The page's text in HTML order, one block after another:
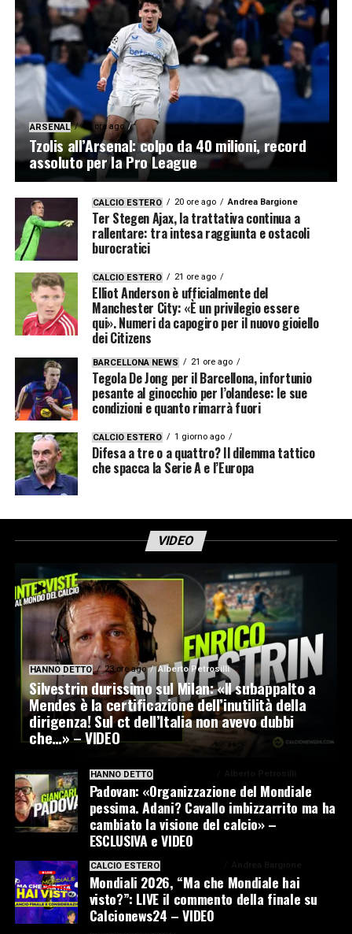
ARSENAL 18 ore ago
Tzolis all’Arsenal: colpo da 40 milioni, record
assoluto per la Pro League
CALCIO ESTERO 20 ore ago Andrea Bargione
Ter Stegen Ajax, la trattativa continua a
rallentare: tra intesa raggiunta e ostacoli
burocratici
CALCIO ESTERO 21 ore ago
Elliot Anderson è ufficialmente del
Manchester City: «È un privilegio essere
qui». Numeri da capogiro per il nuovo gioiello
dei Citizens
BARCELLONA NEWS 21 ore ago
Tegola De Jong per il Barcellona, infortunio
pesante al ginocchio per l’olandese: le sue
condizioni e quanto rimarrà fuori
CALCIO ESTERO 1 giorno ago
Difesa a tre o a quattro? Il dilemma tattico
che spacca la Serie A e l’Europa
VIDEO
HANNO DETTO 23 ore ago Alberto Petrosilli
Silvestrin durissimo sul Milan: «Il subappalto a
Mendes è la certificazione dell’inutilità della
dirigenza! Sul ct dell’Italia non avevo dubbi
che…» – VIDEO
HANNO DETTO
Padovan: «Organizzazione del Mondiale
pessima. Adani? Cavallo imbizzarrito ma ha
cambiato la visione del calcio» –
ESCLUSIVA e VIDEO
CALCIO ESTERO
Mondiali 2026, “Ma che Mondiale hai
visto?”: LIVE il commento della finale su
Calcionews24 – VIDEO